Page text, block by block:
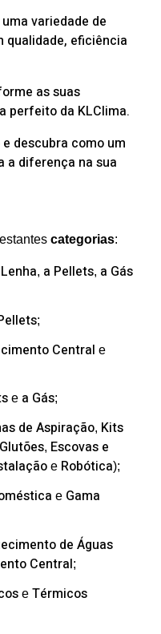
variedade de
qualidade, eficiência
as suas
perfeito da KLClima.
descubra como um
a diferença na sua
categorias:
, a Pellets, a Gás
;
Central e
e a Gás;
de Aspiração, Kits
, Escovas e
e Robótica);
e Gama
de Águas
Central;
e Térmicos